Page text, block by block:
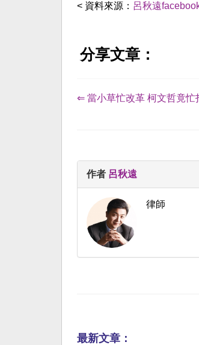
< 資料來源： 呂秋遠
分享文章：
⇐ 當小草忙改革 柯文哲竟忙
作者 呂秋遠
律師
最新文章：